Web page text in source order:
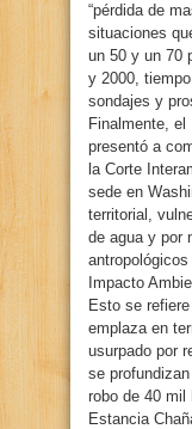
“pérdida de
situaciones
un 50 y un 70
y 2000,
sondajes y
Finalmente,
presentó a
la Corte
sede en
territorial,
de agua y por
Impacto
Esto se
emplaza en
usurpado por
se
robo de 40 mil
Estancia